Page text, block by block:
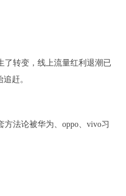
了转变，线上流量红利退潮已
赶。
法论被华为、oppo、vivo习